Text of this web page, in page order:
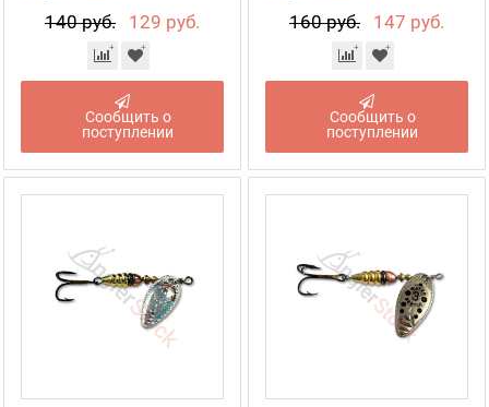
140 руб. 129 руб.
Сообщить о
поступлении
160 руб. 147 руб.
Сообщить о
поступлении